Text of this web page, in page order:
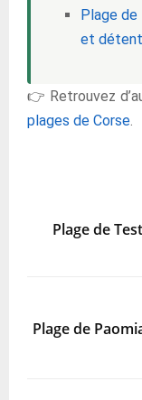
Plage de
et
👉 Retrouvez
plages de Corse.
Plage de
Plage de